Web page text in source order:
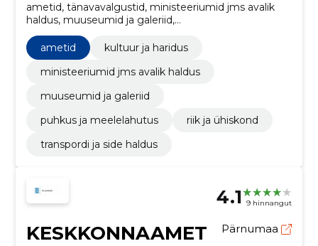
ametid, tänavavalgustid, ministeeriumid jms avalik
haldus, muuseumid ja galeriid,
Projektihaldustarkvarapakett, Uurimis- ja
eksperimentaalarendustöö teenused, Pliivaba
bensiin, aluminium, Mitmesugused pealisrõivad, T-
särgid ja särgid
ametid
kultuur ja haridus
ministeeriumid jms avalik haldus
muuseumid ja galeriid
puhkus ja meelelahutus
riik ja ühiskond
transpordi ja side haldus
4.1 9 hinnangut
KESKKONNAAMET Pärnumaa